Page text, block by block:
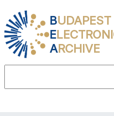
BUDAPEST
E
ARCHIVE